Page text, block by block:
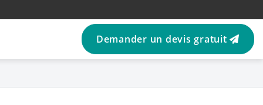
Demander un devis gratuit